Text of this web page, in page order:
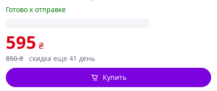
Готово к отправке
595 ₴
850 ₴ скидка еще 41 день
Купить